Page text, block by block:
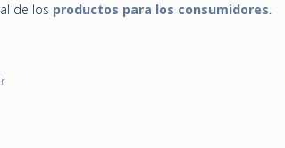
de los productos para los consumidores.